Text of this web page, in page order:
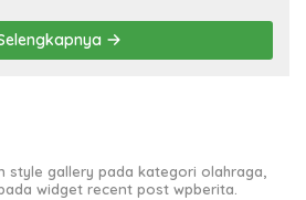
style gallery pada kategori olahraga,
widget recent post wpberita.